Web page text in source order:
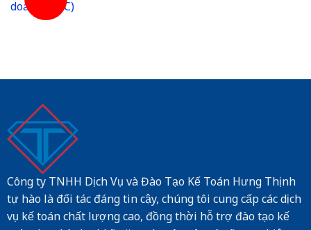
doanh (BCC)
Công ty TNHH Dịch Vụ và Đào Tạo Kế Toán Hưng Thịnh
tự hào là đối tác đáng tin cậy, chúng tôi cung cấp các dịch
vụ kế toán chất lượng cao, đồng thời hỗ trợ đào tạo kế